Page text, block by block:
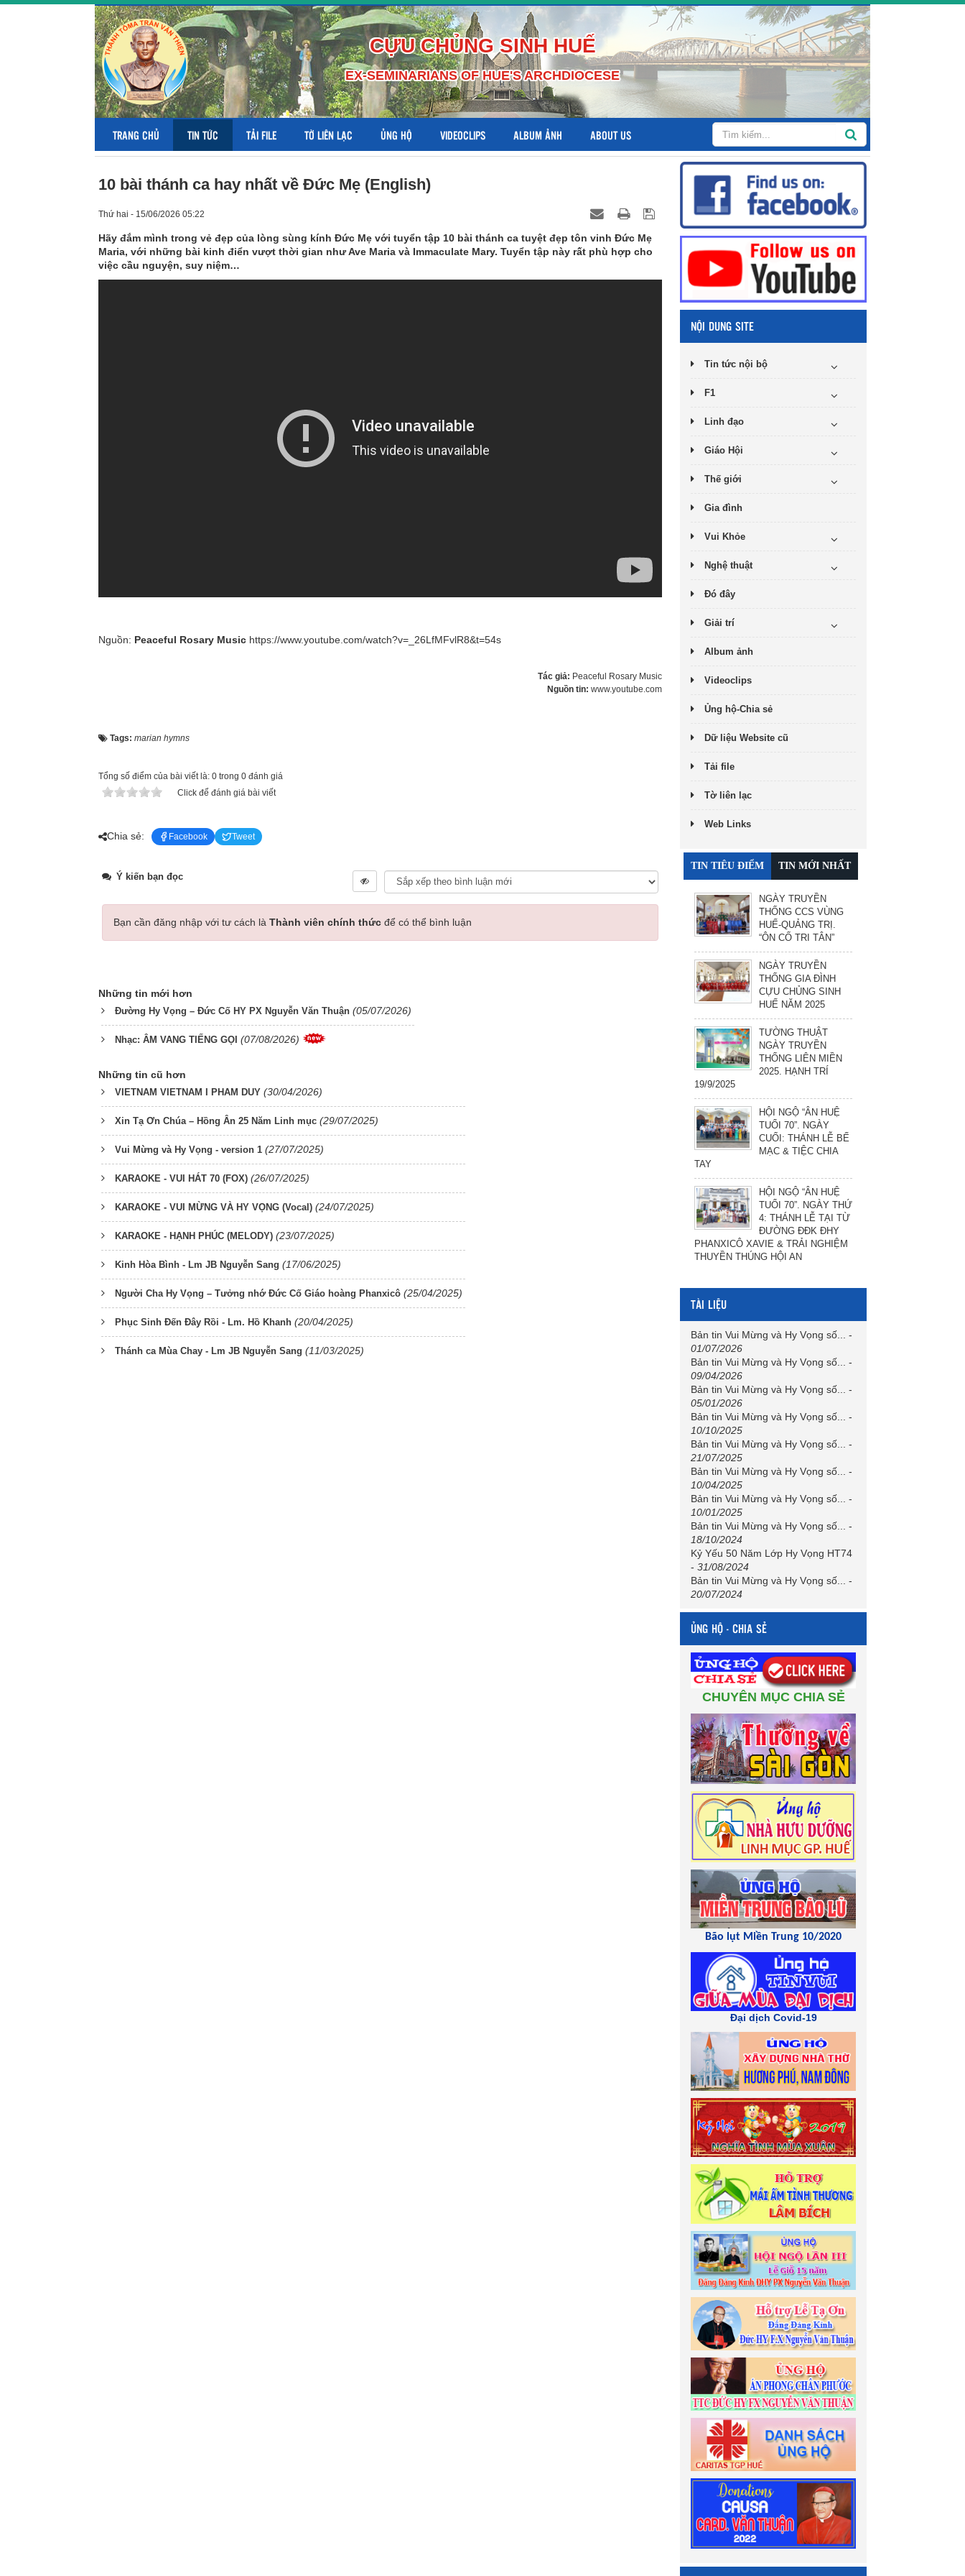
CỰU CHỦNG SINH HUẾ
EX-SEMINARIANS OF HUE'S ARCHDIOCESE
TRANG CHỦ TIN TỨC TẢI FILE TỜ LIÊN LẠC ỦNG HỘ VIDEOCLIPS ALBUM ẢNH ABOUT US
10 bài thánh ca hay nhất về Đức Mẹ (English)
Thứ hai - 15/06/2026 05:22
Hãy đắm mình trong vẻ đẹp của lòng sùng kính Đức Mẹ với tuyển tập 10 bài thánh ca tuyệt đẹp tôn vinh Đức Mẹ
Maria, với những bài kinh điển vượt thời gian như Ave Maria và Immaculate Mary. Tuyển tập này rất phù hợp cho
việc cầu nguyện, suy niệm…
Nguồn: Peaceful Rosary Music https://www.youtube.com/watch?v=_26LfMFvlR8&t=54s
Tác giả: Peaceful Rosary Music
Nguồn tin: www.youtube.com
Tags: marian hymns
Tổng số điểm của bài viết là: 0 trong 0 đánh giá
Click để đánh giá bài viết
Chia sẻ: Facebook Tweet
Ý kiến bạn đọc
Bạn cần đăng nhập với tư cách là Thành viên chính thức để có thể bình luận
Những tin mới hơn
Đường Hy Vọng – Đức Cố HY PX Nguyễn Văn Thuận (05/07/2026)
Nhạc: ÂM VANG TIẾNG GỌI (07/08/2026)
Những tin cũ hơn
VIETNAM VIETNAM I PHAM DUY (30/04/2026)
Xin Tạ Ơn Chúa – Hồng Ân 25 Năm Linh mục (29/07/2025)
Vui Mừng và Hy Vọng - version 1 (27/07/2025)
KARAOKE - VUI HÁT 70 (FOX) (26/07/2025)
KARAOKE - VUI MỪNG VÀ HY VỌNG (Vocal) (24/07/2025)
KARAOKE - HẠNH PHÚC (MELODY) (23/07/2025)
Kinh Hòa Bình - Lm JB Nguyễn Sang (17/06/2025)
Người Cha Hy Vọng – Tưởng nhớ Đức Cố Giáo hoàng Phanxicô (25/04/2025)
Phục Sinh Đến Đây Rồi - Lm. Hồ Khanh (20/04/2025)
Thánh ca Mùa Chay - Lm JB Nguyễn Sang (11/03/2025)
NỘI DUNG SITE
Tin tức nội bộ
F1
Linh đạo
Giáo Hội
Thế giới
Gia đình
Vui Khỏe
Nghệ thuật
Đó đây
Giải trí
Album ảnh
Videoclips
Ủng hộ-Chia sẻ
Dữ liệu Website cũ
Tải file
Tờ liên lạc
Web Links
TIN TIÊU ĐIỂM TIN MỚI NHẤT
NGÀY TRUYỀN
THỐNG CCS VÙNG
HUẾ-QUẢNG TRỊ.
“ÔN CỐ TRI TÂN”
NGÀY TRUYỀN
THỐNG GIA ĐÌNH
CỰU CHỦNG SINH
HUẾ NĂM 2025
TƯỜNG THUẬT
NGÀY TRUYỀN
THỐNG LIÊN MIỀN
2025. HẠNH TRÍ
19/9/2025
HỘI NGỘ “ÂN HUỆ
TUỔI 70”. NGÀY
CUỐI: THÁNH LỄ BẾ
MẠC & TIỆC CHIA
TAY
HỘI NGỘ “ÂN HUỆ
TUỔI 70”. NGÀY THỨ
4: THÁNH LỄ TẠI TỪ
ĐƯỜNG ĐĐK ĐHY
PHANXICÔ XAVIE & TRẢI NGHIỆM
THUYỀN THÚNG HỘI AN
TÀI LIỆU
Bản tin Vui Mừng và Hy Vọng số...
-
01/07/2026
Bản tin Vui Mừng và Hy Vọng số...
-
09/04/2026
Bản tin Vui Mừng và Hy Vọng số...
-
05/01/2026
Bản tin Vui Mừng và Hy Vọng số...
-
10/10/2025
Bản tin Vui Mừng và Hy Vọng số...
-
21/07/2025
Bản tin Vui Mừng và Hy Vọng số...
-
10/04/2025
Bản tin Vui Mừng và Hy Vọng số...
-
10/01/2025
Bản tin Vui Mừng và Hy Vọng số...
-
18/10/2024
Kỷ Yếu 50 Năm Lớp Hy Vọng HT74
- 31/08/2024
Bản tin Vui Mừng và Hy Vọng số...
-
20/07/2024
ỦNG HỘ - CHIA SẺ
CHUYÊN MỤC CHIA SẺ
Bão lụt Miền Trung 10/2020
Đại dịch Covid-19